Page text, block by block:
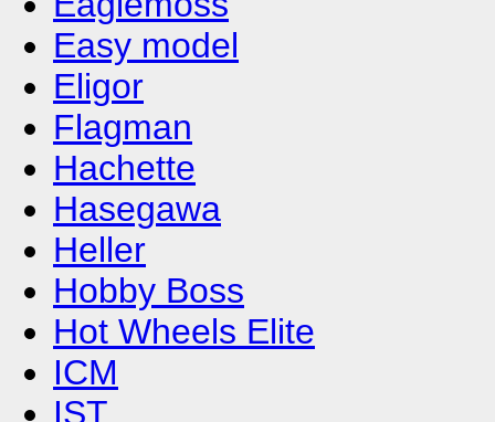
Easy model
Eligor
Flagman
Hachette
Hasegawa
Heller
Hobby Boss
Hot Wheels Elite
ICM
IST